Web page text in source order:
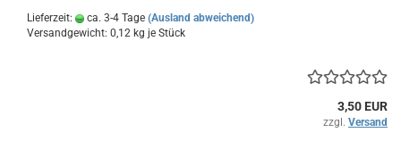
Lieferzeit: ca. 3-4 Tage (Ausland abweichend)
Versandgewicht: 0,12 kg je Stück
3,50 EUR
zzgl. Versand